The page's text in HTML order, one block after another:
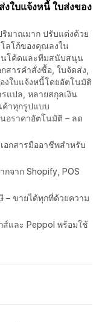
ใบแจ้งหนี้ ใบส่งของ
มาณมาก ปรับแต่งด้วย
ลโก้ของคุณลงใน
นโค้ดและทีมสนับสนุน
สารคำสั่งซื้อ, ใบจัดส่ง,
งใบแจ้งหนี้โดยอัตโนมัติ
แปล, หลายสกุลเงิน
ค้าทุกรูปแบบ
นอราคาอัตโนมัติ – ลด
อกสารมืออาชีพสำหรับ
จาก Shopify, POS
– ขายได้ทุกที่ด้วยความ
ส์และ Peppol พร้อมใช้